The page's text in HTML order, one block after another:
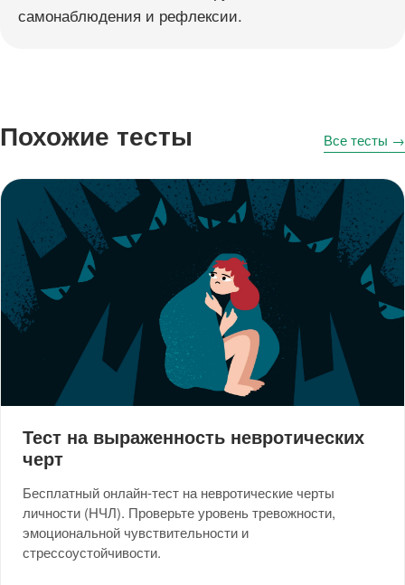
самонаблюдения и рефлексии.
Похожие тесты Все тесты →
Тест на выраженность невротических
черт
Бесплатный онлайн-тест на невротические черты
личности (НЧЛ). Проверьте уровень тревожности,
эмоциональной чувствительности и
стрессоустойчивости.